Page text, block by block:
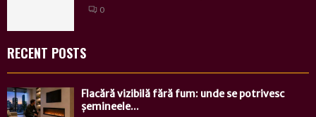
0
RECENT POSTS
Flacără vizibilă fără fum: unde se potrivesc
șemineele...